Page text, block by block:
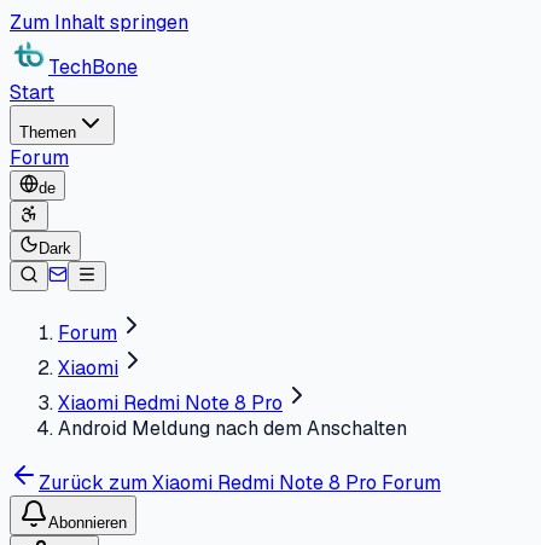
Zum Inhalt springen
TechBone
Start
Themen
Forum
de
Dark
Forum
Xiaomi
Xiaomi Redmi Note 8 Pro
Android Meldung nach dem Anschalten
Zurück zum Xiaomi Redmi Note 8 Pro Forum
Abonnieren